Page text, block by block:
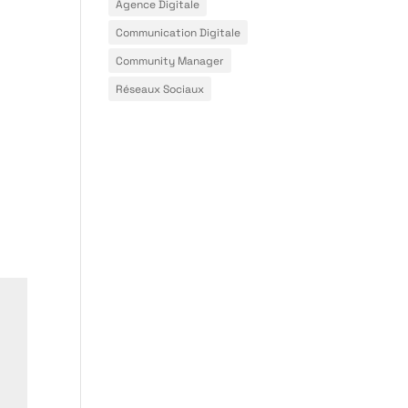
Agence Digitale
Communication Digitale
Community Manager
Réseaux Sociaux